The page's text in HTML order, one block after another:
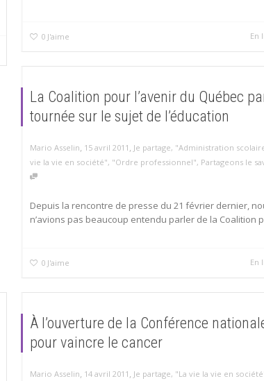
0 J'aime En
La Coalition pour l’avenir du Québec
tournée sur le sujet de l’éducation
Mario Asselin, 15 avril 2011 , Je partage, "Administration
vie la vie en société", "Ordre professionnel", Partageons le
Depuis la rencontre de presse du 21 février dernier,
n’avions pas beaucoup entendu parler de la Coalition
0 J'aime En
À l’ouverture de la Conférence
pour vaincre le cancer
Mario Asselin, 14 avril 2011 , Je partage, "La vie la vie en